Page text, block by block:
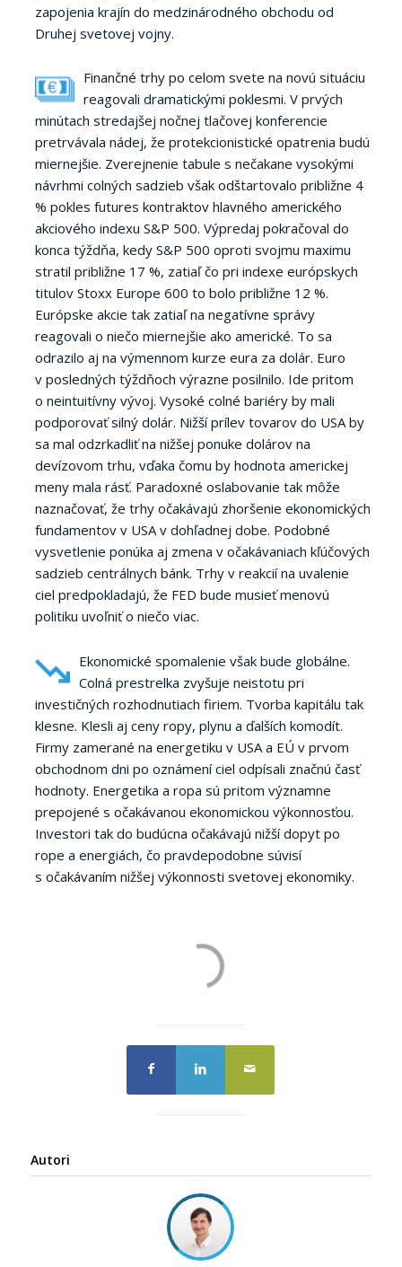
zapojenia krajín do medzinárodného obchodu od
Druhej svetovej vojny.
Finančné trhy po celom svete na novú situáciu
reagovali dramatickými poklesmi. V prvých
minútach stredajšej nočnej tlačovej konferencie
pretrvávala nádej, že protekcionistické opatrenia budú
miernejšie. Zverejnenie tabule s nečakane vysokými
návrhmi colných sadzieb však odštartovalo približne 4
% pokles futures kontraktov hlavného amerického
akciového indexu S&P 500. Výpredaj pokračoval do
konca týždňa, kedy S&P 500 oproti svojmu maximu
stratil približne 17 %, zatiaľ čo pri indexe európskych
titulov Stoxx Europe 600 to bolo približne 12 %.
Európske akcie tak zatiaľ na negatívne správy
reagovali o niečo miernejšie ako americké. To sa
odrazilo aj na výmennom kurze eura za dolár. Euro
v posledných týždňoch výrazne posilnilo. Ide pritom
o neintuitívny vývoj. Vysoké colné bariéry by mali
podporovať silný dolár. Nižší prílev tovarov do USA by
sa mal odzrkadliť na nižšej ponuke dolárov na
devízovom trhu, vďaka čomu by hodnota americkej
meny mala rásť. Paradoxné oslabovanie tak môže
naznačovať, že trhy očakávajú zhoršenie ekonomických
fundamentov v USA v dohľadnej dobe. Podobné
vysvetlenie ponúka aj zmena v očakávaniach kľúčových
sadzieb centrálnych bánk. Trhy v reakcií na uvalenie
ciel predpokladajú, že FED bude musieť menovú
politiku uvoľniť o niečo viac.
Ekonomické spomalenie však bude globálne.
Colná prestrelka zvyšuje neistotu pri
investičných rozhodnutiach firiem. Tvorba kapitálu tak
klesne. Klesli aj ceny ropy, plynu a ďalších komodít.
Firmy zamerané na energetiku v USA a EÚ v prvom
obchodnom dni po oznámení ciel odpísali značnú časť
hodnoty. Energetika a ropa sú pritom významne
prepojené s očakávanou ekonomickou výkonnosťou.
Investori tak do budúcna očakávajú nižší dopyt po
rope a energiách, čo pravdepodobne súvisí
s očakávaním nižšej výkonnosti svetovej ekonomiky.
Autori